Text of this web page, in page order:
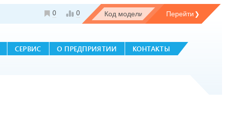
0 0
СЕРВИС О ПРЕДПРИЯТИИ КОНТАКТЫ